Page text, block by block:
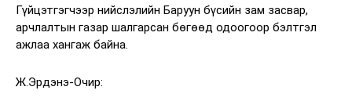
Гүйцэтгэгчээр нийслэлийн Баруун бүсийн зам засвар,
арчлалтын газар шалгарсан бөгөөд одоогоор бэлтгэл
ажлаа хангаж байна.
Ж.Эрдэнэ-Очир: